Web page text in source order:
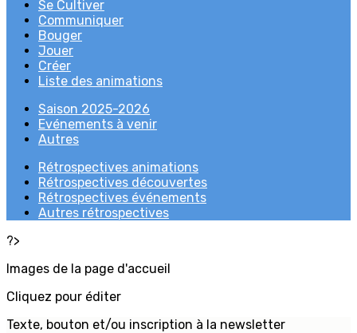
Se Cultiver
Communiquer
Bouger
Jouer
Créer
Liste des animations
Saison 2025-2026
Evénements à venir
Autres
Rétrospectives animations
Rétrospectives découvertes
Rétrospectives événements
Autres rétrospectives
?>
Images de la page d'accueil
Cliquez pour éditer
Texte, bouton et/ou inscription à la newsletter